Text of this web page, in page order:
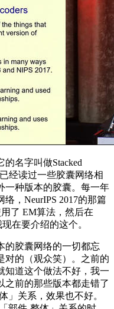
名字叫做Stacked
经读过一些胶囊网络相
一种版本的胶囊。每一年
，NeurIPS 2017的那篇
了 EM算法，然后在
在要介绍的这个。
胶囊网络的一切都忘
对的（观众笑）。之前的
知道这个做法不好，我一
之前的那些版本都走错了
」关系，效果也不好。